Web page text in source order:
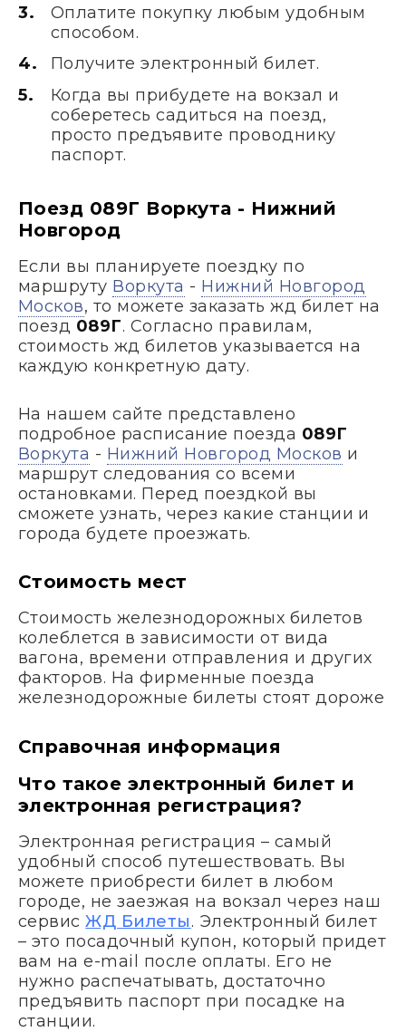
Оплатите покупку любым удобным
способом.
Получите электронный билет.
Когда вы прибудете на вокзал и
соберетесь садиться на поезд,
просто предъявите проводнику
паспорт.
Поезд 089Г Воркута - Нижний
Новгород
Если вы планируете поездку по
маршруту Воркута - Нижний Новгород
Москов, то можете заказать жд билет на
поезд 089Г. Согласно правилам,
стоимость жд билетов указывается на
каждую конкретную дату.
На нашем сайте представлено
подробное расписание поезда 089Г
Воркута - Нижний Новгород Москов и
маршрут следования со всеми
остановками. Перед поездкой вы
сможете узнать, через какие станции и
города будете проезжать.
Стоимость мест
Стоимость железнодорожных билетов
колеблется в зависимости от вида
вагона, времени отправления и других
факторов. На фирменные поезда
железнодорожные билеты стоят дороже
Справочная информация
Что такое электронный билет и
электронная регистрация?
Электронная регистрация – самый
удобный способ путешествовать. Вы
можете приобрести билет в любом
городе, не заезжая на вокзал через наш
сервисЖД Билеты. Электронный билет
– это посадочный купон, который придет
вам на e-mail после оплаты. Его не
нужно распечатывать, достаточно
предъявить паспорт при посадке на
станции.